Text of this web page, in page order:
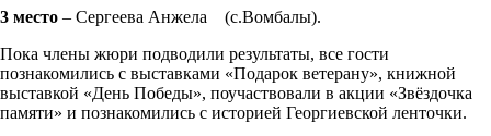
3 место – Сергеева Анжела (с.Вомбалы).
Пока члены жюри подводили результаты, все гости
познакомились с выставками «Подарок ветерану», книжной
выставкой «День Победы», поучаствовали в акции «Звёздочка
памяти» и познакомились с историей Георгиевской ленточки.